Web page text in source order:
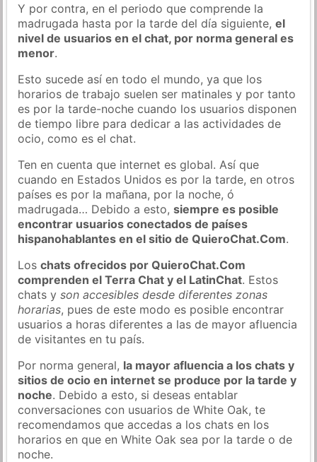
Y por contra, en el periodo que comprende la
madrugada hasta por la tarde del día siguiente,el
nivel de usuarios en el chat, por norma general es
menor.
Esto sucede así en todo el mundo, ya que los
horarios de trabajo suelen ser matinales y por tanto
es por la tarde-noche cuando los usuarios disponen
de tiempo libre para dedicar a las actividades de
ocio, como es el chat.
Ten en cuenta que internet es global. Así que
cuando en Estados Unidos es por la tarde, en otros
países es por la mañana, por la noche, ó
madrugada… Debido a esto,siempre es posible
encontrar usuarios conectados de países
hispanohablantes en el sitio de QuieroChat.Com.
Loschats ofrecidos por QuieroChat.Com
comprenden el Terra Chat y el LatinChat. Estos
chats yson accesibles desde diferentes zonas
horarias, pues de este modo es posible encontrar
usuarios a horas diferentes a las de mayor afluencia
de visitantes en tu país.
Por norma general, la mayor afluencia a los chats y
sitios de ocio en internet se produce por la tarde y
noche. Debido a esto, si deseas entablar
conversaciones con usuarios de White Oak, te
recomendamos que accedas a los chats en los
horarios en que en White Oak sea por la tarde o de
noche.